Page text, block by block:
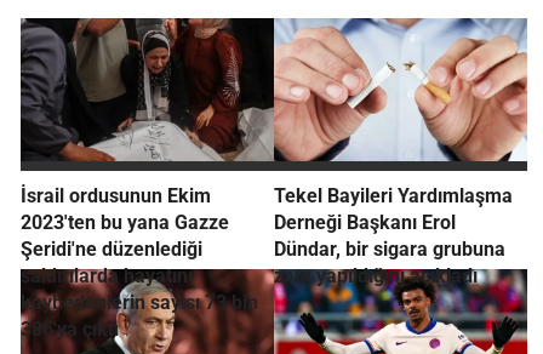
İsrail ordusunun Ekim
2023'ten bu yana Gazze
Şeridi'ne düzenlediği
saldırılarda hayatını
kaybedenlerin sayısı 73 bin
386'ya çıktı
Tekel Bayileri Yardımlaşma
Derneği Başkanı Erol
Dündar, bir sigara grubuna
zam yapıldığını açıkladı